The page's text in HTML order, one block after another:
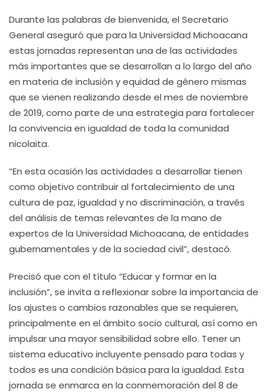
Durante las palabras de bienvenida, el Secretario
General aseguró que para la Universidad Michoacana
estas jornadas representan una de las actividades
más importantes que se desarrollan a lo largo del año
en materia de inclusión y equidad de género mismas
que se vienen realizando desde el mes de noviembre
de 2019, como parte de una estrategia para fortalecer
la convivencia en igualdad de toda la comunidad
nicolaita.
“En esta ocasión las actividades a desarrollar tienen
como objetivo contribuir al fortalecimiento de una
cultura de paz, igualdad y no discriminación, a través
del análisis de temas relevantes de la mano de
expertos de la Universidad Michoacana, de entidades
gubernamentales y de la sociedad civil”, destacó.
Precisó que con el título “Educar y formar en la
inclusión”, se invita a reflexionar sobre la importancia de
los ajustes o cambios razonables que se requieren,
principalmente en el ámbito socio cultural, así como en
impulsar una mayor sensibilidad sobre ello. Tener un
sistema educativo incluyente pensado para todas y
todos es una condición básica para la igualdad. Esta
jornada se enmarca en la conmemoración del 8 de